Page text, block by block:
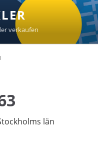
verkaufen
län